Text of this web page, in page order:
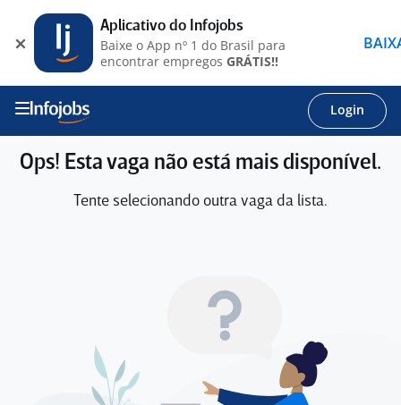
Login
Ops! Esta vaga não está mais disponível.
Tente selecionando outra vaga da lista.
Aplicativo do Infojobs
Baixe o App nº 1 do Brasil para
encontrar empregos GRÁTIS!!